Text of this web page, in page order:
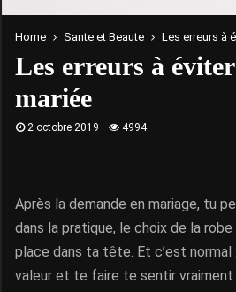
Home Sante et Beaute Les erreurs à
Les erreurs à
mariée
2 octobre 2019 4994
Après la demande en mariage, tu
dans la pratique, le choix de la
place dans ta tête. Et c’est normal
valeur et te faire te sentir vraiment